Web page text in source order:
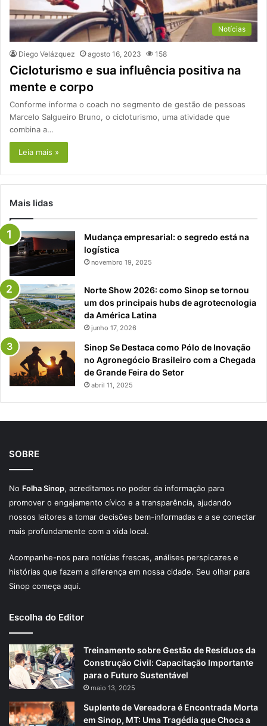
Notícias
Diego Velázquez agosto 16, 2023 158
Cicloturismo e sua influência positiva na
mente e corpo
Conforme informa o coach no segmento de gestão de pessoas
Marcelo Salgueiro Bruno, o cicloturismo, uma atividade que
combina a…
Leia mais »
Mais lidas
Mudança empresarial: o segredo está na
logística
novembro 19, 2025
Norte Show 2026: como Sinop se tornou
um dos principais hubs de agrotecnologia
da América Latina
junho 17, 2026
Sinop Se Destaca como Pólo de Inovação
no Agronegócio Brasileiro com a Chegada
de Grande Feira do Setor
abril 11, 2025
SOBRE
No Folha Sinop, acreditamos no poder da informação para
promover o engajamento cívico e a transparência, ajudando
nossos leitores a tomar decisões bem-informadas e a se conectar
mais profundamente com a vida local.
Acompanhe-nos para notícias frescas, análises perspicazes e
histórias que fazem a diferença em nossa cidade. Seu olhar para
Sinop começa aqui.
Escolha do Editor
Treinamento sobre Gestão de Resíduos da
Construção Civil: Capacitação Importante
para o Futuro Sustentável
maio 13, 2025
Suplente de Vereadora é Encontrada Morta
em Sinop, MT: Uma Tragédia que Choca a